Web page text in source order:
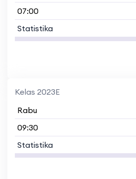
07:00
Statistika
Kelas 2023E
Rabu
09:30
Statistika